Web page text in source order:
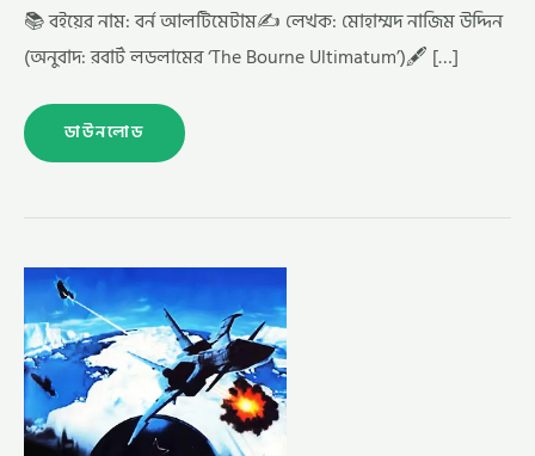
📚 বইয়ের নাম: বর্ন আলটিমেটাম✍️ লেখক: মোহাম্মদ নাজিম উদ্দিন
(অনুবাদ: রবার্ট লডলামের ‘The Bourne Ultimatum’)🖋️ […]
ডাউনলোড
ফায়ারফক্স
–
মোহাম্মদ
নাজিম
উদ্দিন
(FIREFOX
–
NAZIM
UDDIN)